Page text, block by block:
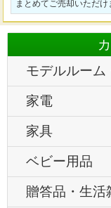
まとめてご売却いただけ
モデルルーム
家電
家具
ベビー用品
贈答品・生活